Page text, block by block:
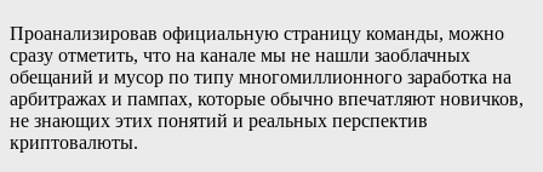
Проанализировав официальную страницу команды, можно
сразу отметить, что на канале мы не нашли заоблачных
обещаний и мусор по типу многомиллионного заработка на
арбитражах и пампах, которые обычно впечатляют новичков,
не знающих этих понятий и реальных перспектив
криптовалюты.